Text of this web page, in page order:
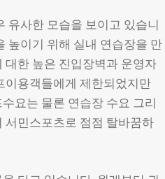
유사한 모습을 보이고 있습니
높이기 위해 실내 연습장을 만
대한 높은 진입장벽과 운영자
이용객들에게 제한되었지만
요는 물론 연습장 수요 그리
서민스포츠로 점점 탈바꿈하